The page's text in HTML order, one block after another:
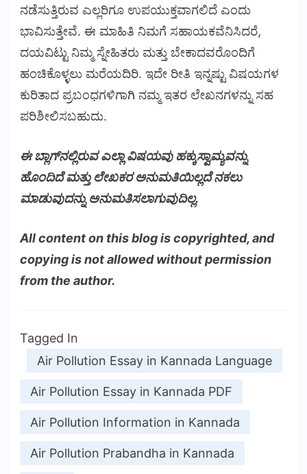
ನಡೆಸುತ್ತಿರುವ ಎಲ್ಲರಿಗೂ ಉಪಯುಕ್ತವಾಗಲಿದೆ ಎಂದು
ಭಾವಿಸುತ್ತೇವೆ. ಈ ಮಾಹಿತಿ ನಿಮಗೆ ಸಹಾಯಕವೆನಿಸಿದರೆ,
ದಯವಿಟ್ಟು ನಿಮ್ಮ ಸ್ನೇಹಿತರು ಮತ್ತು ಬೇಕಾದವರೊಂದಿಗೆ
ಹಂಚಿಕೊಳ್ಳಲು ಮರೆಯದಿರಿ. ಇದೇ ರೀತಿ ಇನ್ನಷ್ಟು ವಿಷಯಗಳ
ಕುರಿತಾದ ಪ್ರಬಂಧಗಳಿಗಾಗಿ ನಮ್ಮ ಇತರ ಲೇಖನಗಳನ್ನು ಸಹ
ಪರಿಶೀಲಿಸಬಹುದು.
ಈ ಬ್ಲಾಗ್‌ನಲ್ಲಿರುವ ಎಲ್ಲಾ ವಿಷಯವು ಹಕ್ಕುಸ್ವಾಮ್ಯವನ್ನು
ಹೊಂದಿದೆ ಮತ್ತು ಲೇಖಕರ ಅನುಮತಿಯಿಲ್ಲದೆ ನಕಲು
ಮಾಡುವುದನ್ನು ಅನುಮತಿಸಲಾಗುವುದಿಲ್ಲ.
All content on this blog is copyrighted, and
copying is not allowed without permission
from the author.
Tagged In
Air Pollution Essay in Kannada Language
Air Pollution Essay in Kannada PDF
Air Pollution Information in Kannada
Air Pollution Prabandha in Kannada